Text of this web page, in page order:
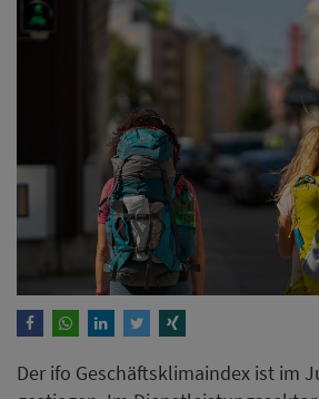
Der ifo Geschäftsklimaindex ist im